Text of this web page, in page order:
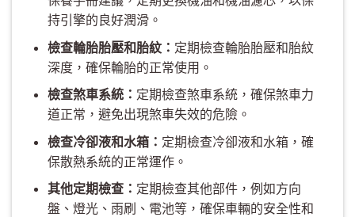
持引擎的良好潤滑。
檢查輪胎胎壓和胎紋： 定期檢查輪胎胎壓和胎紋
深度，確保輪胎的正常使用。
檢查煞車系統： 定期檢查煞車系統，確保煞車力
道正常，避免出現煞車失效的危險。
檢查冷卻液和水箱： 定期檢查冷卻液和水箱，確
保散熱系統的正常運作。
其他定期檢查： 定期檢查其他部件，例如方向
盤、燈光、雨刷、電池等，確保車輛的安全性和